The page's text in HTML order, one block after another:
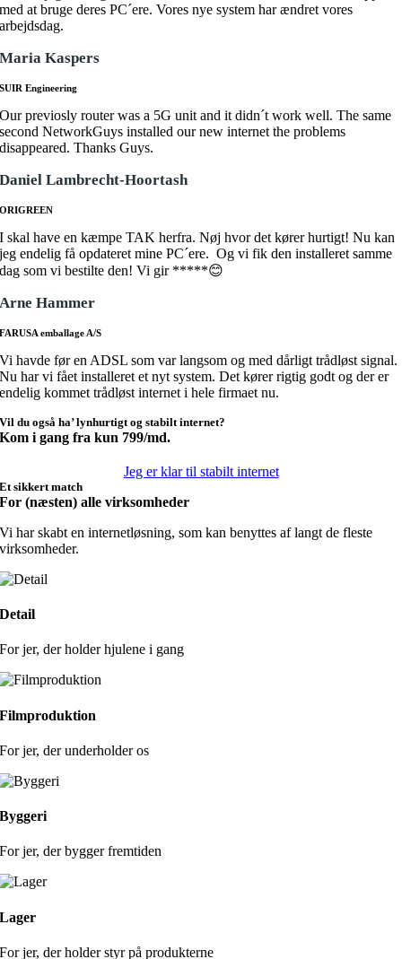
med at bruge deres PC´ere. Vores nye system har ændret vores
arbejdsdag.
Maria Kaspers
SUIR Engineering
Our previosly router was a 5G unit and it didn´t work well. The same
second NetworkGuys installed our new internet the problems
disappeared. Thanks Guys.
Daniel Lambrecht-Hoortash
ORIGREEN
I skal have en kæmpe TAK herfra. Nøj hvor det kører hurtigt! Nu kan
jeg endelig få opdateret mine PC´ere. Og vi fik den installeret samme
dag som vi bestilte den! Vi gir *****😊
Arne Hammer
FARUSA emballage A/S
Vi havde før en ADSL som var langsom og med dårligt trådløst signal.
Nu har vi fået installeret et nyt system. Det kører rigtig godt og der er
endelig kommet trådløst internet i hele firmaet nu.
Vil du også ha’lynhurtigt og stabilt internet?
Kom i gang fra kun 799/md.
Jeg er klar til stabilt internet
Et sikkert match
For (næsten) alle virksomheder
Vi har skabt en internetløsning, som kan benyttes af langt de fleste
virksomheder.
Detail
For jer, derholder hjulene i gang
Filmproduktion
For jer, derunderholderos
Byggeri
For jer, derbyggerfremtiden
Lager
For jer, derholder styrpå produkterne